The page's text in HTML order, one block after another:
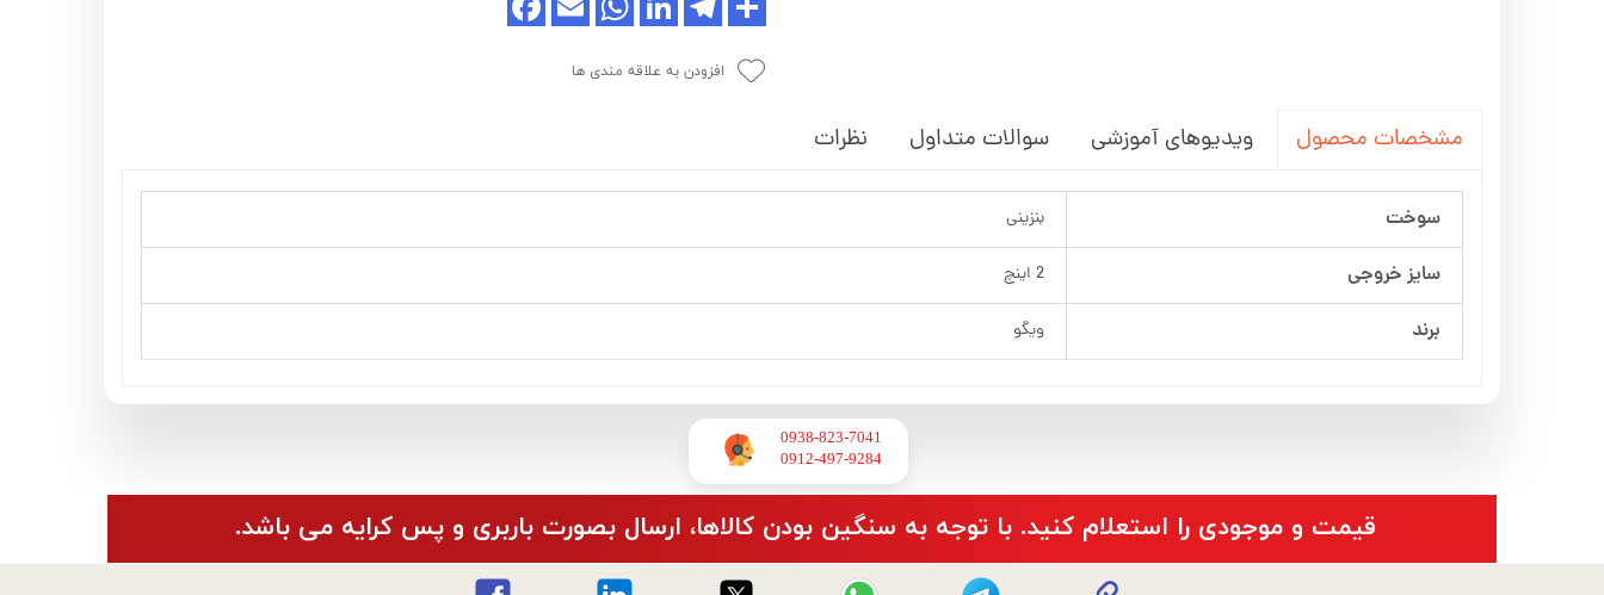
افزودن به علاقه مندی ها
مشخصات محصول ویدیوهای آموزشی سوالات متداول نظرات
سوخت بنزینی
سایز خروجی 2 اینچ
برند ویگو
0938-823-7041
​​​​​​​0912-497-9284
​قیمت و موجودی را استعلام کنید. با توجه به سنگین بودن کالاها، ارسال بصورت باربری و پس کرایه می باشد.